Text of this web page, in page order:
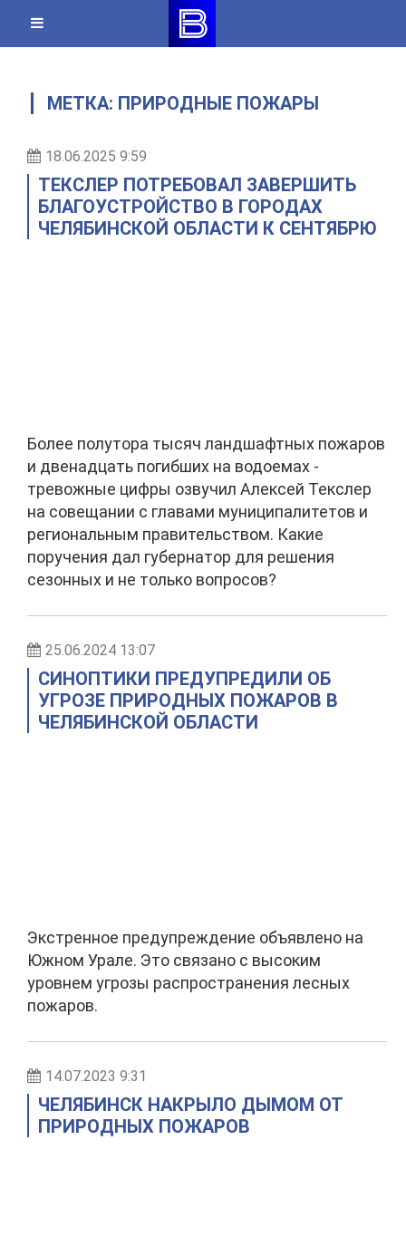
content
МЕТКА: ПРИРОДНЫЕ ПОЖАРЫ
18.06.2025 9:59
ТЕКСЛЕР ПОТРЕБОВАЛ ЗАВЕРШИТЬ
БЛАГОУСТРОЙСТВО В ГОРОДАХ
ЧЕЛЯБИНСКОЙ ОБЛАСТИ К СЕНТЯБРЮ
Более полутора тысяч ландшафтных пожаров
и двенадцать погибших на водоемах -
тревожные цифры озвучил Алексей Текслер
на совещании с главами муниципалитетов и
региональным правительством. Какие
поручения дал губернатор для решения
сезонных и не только вопросов?
25.06.2024 13:07
СИНОПТИКИ ПРЕДУПРЕДИЛИ ОБ
УГРОЗЕ ПРИРОДНЫХ ПОЖАРОВ В
ЧЕЛЯБИНСКОЙ ОБЛАСТИ
Экстренное предупреждение объявлено на
Южном Урале. Это связано с высоким
уровнем угрозы распространения лесных
пожаров.
14.07.2023 9:31
ЧЕЛЯБИНСК НАКРЫЛО ДЫМОМ ОТ
ПРИРОДНЫХ ПОЖАРОВ